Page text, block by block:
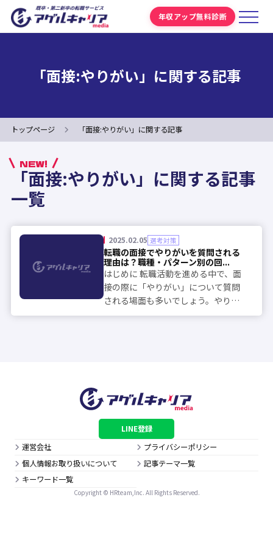
年収アップ無料診断
「面接:やりがい」に関する記事
トップページ 「面接:やりがい」に関する記事
NEW!
「面接:やりがい」に関する記事
一覧
2025.02.05 選考対策
転職の面接でやりがいを質問される
理由は？職種・パターン別の回...
はじめに 転職活動を進める中で、面
接の際に「やりがい」について質問
される場面も多いでしょう。やりが
いに関する質問は、どのような価値
LINE登録
運営会社
プライバシーポリシー
個人情報お取り扱いについて
記事テーマ一覧
キーワード一覧
Copyright © HRteam,Inc. All Rights Reserved.